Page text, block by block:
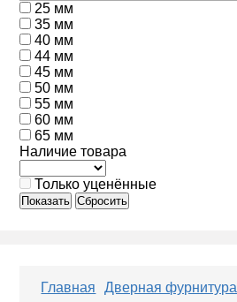
25 мм
35 мм
40 мм
44 мм
45 мм
50 мм
55 мм
60 мм
65 мм
Наличие товара
Только уценённые
Показать Сбросить
Главная
Дверная фурнитура